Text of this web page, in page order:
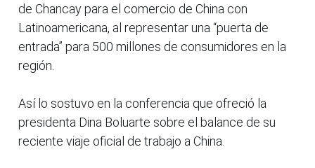
de Chancay para el comercio de China con
Latinoamericana, al representar una “puerta de
entrada” para 500 millones de consumidores en la
región.
Así lo sostuvo en la conferencia que ofreció la
presidenta Dina Boluarte sobre el balance de su
reciente viaje oficial de trabajo a China.